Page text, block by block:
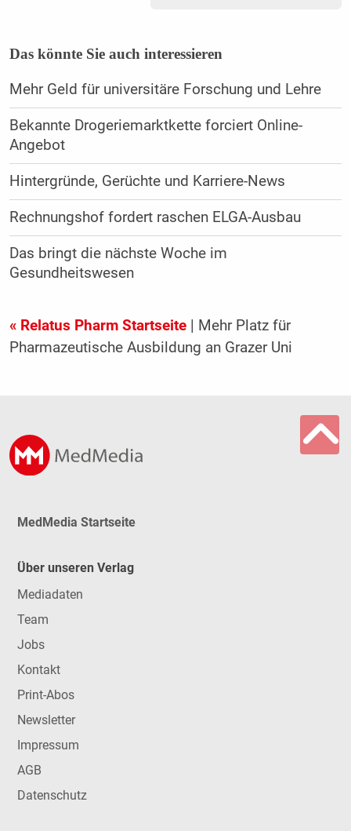
Das könnte Sie auch interessieren
Mehr Geld für universitäre Forschung und Lehre
Bekannte Drogeriemarktkette forciert Online-
Angebot
Hintergründe, Gerüchte und Karriere-News
Rechnungshof fordert raschen ELGA-Ausbau
Das bringt die nächste Woche im
Gesundheitswesen
« Relatus Pharm Startseite| Mehr Platz für
Pharmazeutische Ausbildung an Grazer Uni
MedMedia Startseite
Über unseren Verlag
Mediadaten
Team
Jobs
Kontakt
Print-Abos
Newsletter
Impressum
AGB
Datenschutz